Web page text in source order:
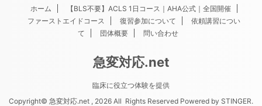
ホーム
【BLS不要】ACLS 1日コース｜AHA公式｜全国開催
ファーストエイドコース
復習参加について
依頼講習につい
て
団体概要 問い合わせ
急変対応.net
臨床に役立つ体験を提供
Copyright© 急変対応.net , 2026 All Rights Reserved Powered by STINGER.